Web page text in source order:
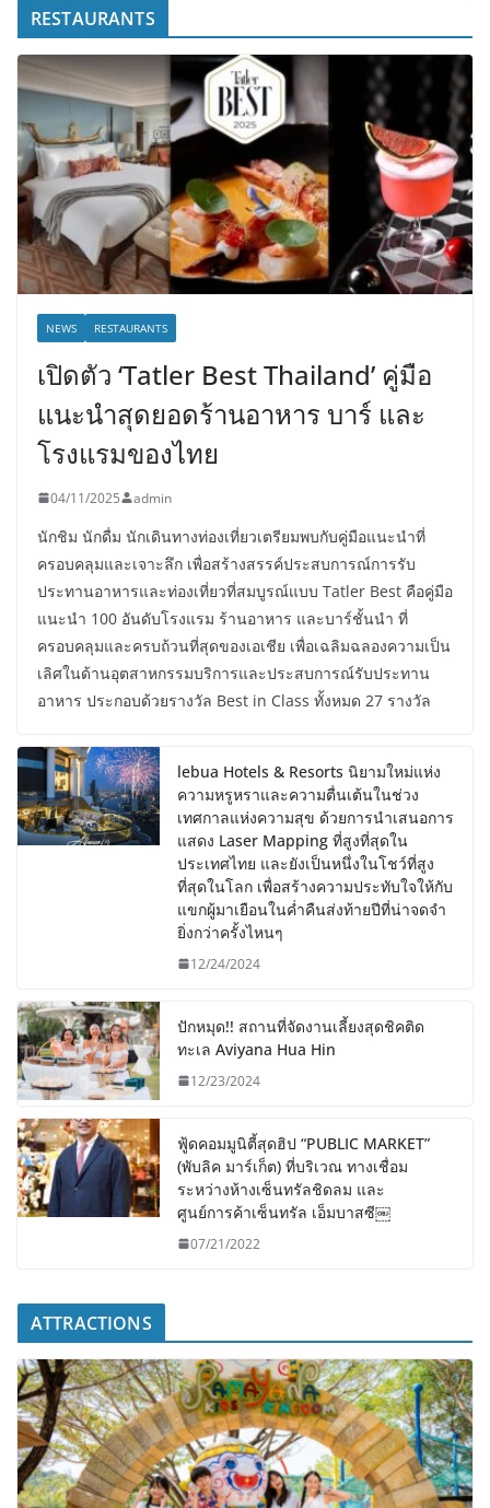
RESTAURANTS
NEWS RESTAURANTS
เปิดตัว ‘Tatler Best Thailand’ คู่มือ
แนะนำสุดยอดร้านอาหาร บาร์ และ
โรงแรมของไทย
04/11/2025 admin
นักชิม นักดื่ม นักเดินทางท่องเที่ยวเตรียมพบกับคู่มือแนะนำที่
ครอบคลุมและเจาะลึก เพื่อสร้างสรรค์ประสบการณ์การรับ
ประทานอาหารและท่องเที่ยวที่สมบูรณ์แบบ Tatler Best คือคู่มือ
แนะนำ 100 อันดับโรงแรม ร้านอาหาร และบาร์ชั้นนำ ที่
ครอบคลุมและครบถ้วนที่สุดของเอเชีย เพื่อเฉลิมฉลองความเป็น
เลิศในด้านอุตสาหกรรมบริการและประสบการณ์รับประทาน
อาหาร ประกอบด้วยรางวัล Best in Class ทั้งหมด 27 รางวัล
lebua Hotels & Resorts นิยามใหม่แห่ง
ความหรูหราและความตื่นเต้นในช่วง
เทศกาลแห่งความสุข ด้วยการนำเสนอการ
แสดง Laser Mapping ที่สูงที่สุดใน
ประเทศไทย และยังเป็นหนึ่งในโชว์ที่สูง
ที่สุดในโลก เพื่อสร้างความประทับใจให้กับ
แขกผู้มาเยือนในค่ำคืนส่งท้ายปีที่น่าจดจำ
ยิ่งกว่าครั้งไหนๆ
12/24/2024
ปักหมุด!! สถานที่จัดงานเลี้ยงสุดชิคติด
ทะเล Aviyana Hua Hin
12/23/2024
ฟู้ดคอมมูนิตี้สุดฮิป “PUBLIC MARKET”
(พับลิค มาร์เก็ต) ที่บริเวณ ทางเชื่อม
ระหว่างห้างเซ็นทรัลชิดลม และ
ศูนย์การค้าเซ็นทรัล เอ็มบาสซี￼
07/21/2022
ATTRACTIONS